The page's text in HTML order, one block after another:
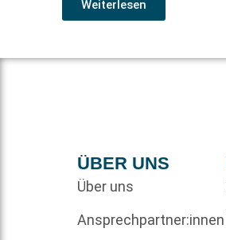
Weiterlesen
ÜBER UNS
Über uns
Ansprechpartner:innen